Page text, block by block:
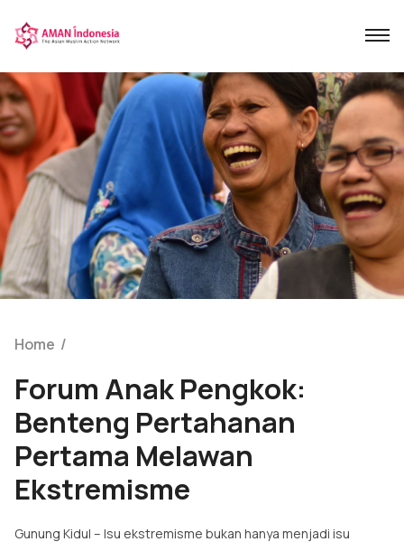
Home /
Forum Anak Pengkok:
Benteng Pertahanan
Pertama Melawan
Ekstremisme
Gunung Kidul – Isu ekstremisme bukan hanya menjadi isu